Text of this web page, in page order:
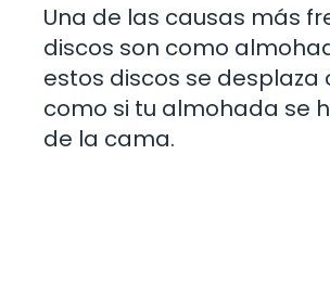
Una de las causas más
discos son como
estos discos se desplaza
como si tu almohada se
de la cama.